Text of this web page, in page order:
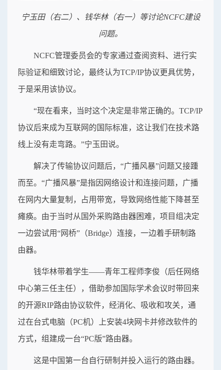
宁玉田（右二）、钱华林（右一）等讨论NCFC建设
问题。
NCFC管理委员会的专家通过查阅资料、进行实
际验证和细致讨论，最终认为TCP/IP协议更具优势，
于是采用该协议。
“现在看来，当时这个决定是非常正确的。TCP/IP
协议后来成为互联网的国际标准，这让我们在技术路
线上没有走弯路。”宁玉田说。
解决了传输协议问题后，“广播风暴”问题又接踵
而至。“广播风暴”是指因网络设计和连接问题，广播
在网内大量复制，占用带宽，导致网络性能下降甚至
瘫痪。由于当时从国外采购路由器困难，项目组决定
一边尝试用“网桥”（Bridge）连接，一边着手研制路
由器。
钱华林带着学生——青年工程师李俊（后任网络
中心第三任主任），借助参加国际学术会议时带回来
的开源RIP路由协议软件，经消化、吸收和攻关，通
过在台式电脑（PC机）上安装4块网卡并修改软件的
方式，组建成一台“PC版”路由器。
这是中国第一台自行研制并投入运行的路由器。